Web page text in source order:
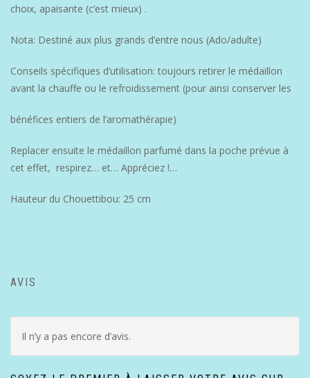
choix, apaisante (c’est mieux) .
Nota: Destiné aux plus grands d’entre nous (Ado/adulte)
Conseils spécifiques d’utilisation: toujours retirer le médaillon
avant la chauffe ou le refroidissement (pour ainsi conserver les
bénéfices entiers de l’aromathérapie)
Replacer ensuite le médaillon parfumé dans la poche prévue à
cet effet, respirez… et… Appréciez !…
Hauteur du Chouettibou: 25 cm
AVIS
Il n’y a pas encore d’avis.